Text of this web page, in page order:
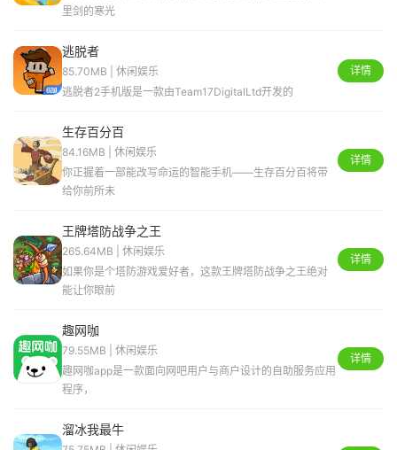
里剑的寒光
逃脱者
85.70MB | 休闲娱乐
逃脱者2手机版是一款由Team17DigitalLtd开发的
详情
生存百分百
84.16MB | 休闲娱乐
你正握着一部能改写命运的智能手机——生存百分百将带
给你前所未
详情
王牌塔防战争之王
265.64MB | 休闲娱乐
如果你是个塔防游戏爱好者，这款王牌塔防战争之王绝对
能让你眼前
详情
趣网咖
79.55MB | 休闲娱乐
趣网咖app是一款面向网吧用户与商户设计的自助服务应用
程序，
详情
溜冰我最牛